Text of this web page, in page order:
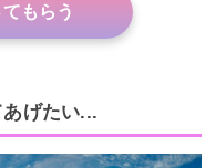
もらう
げたい...